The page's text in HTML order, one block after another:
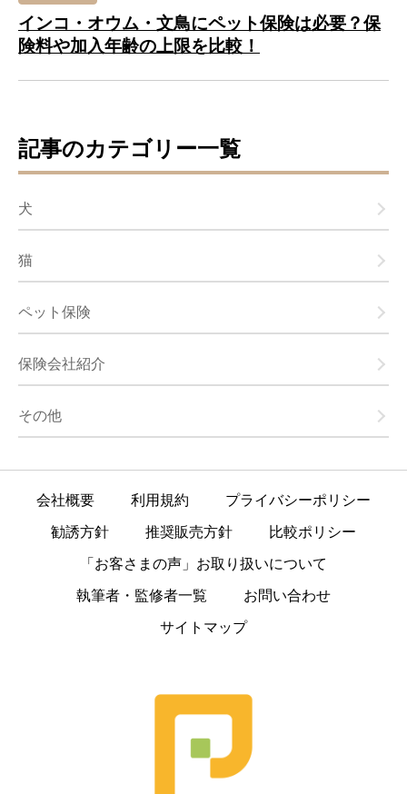
インコ・オウム・文鳥にペット保険は必要？保
険料や加入年齢の上限を比較！
記事のカテゴリー一覧
犬
猫
ペット保険
保険会社紹介
その他
会社概要 利用規約 プライバシーポリシー
勧誘方針 推奨販売方針 比較ポリシー
「お客さまの声」お取り扱いについて
執筆者・監修者一覧 お問い合わせ
サイトマップ